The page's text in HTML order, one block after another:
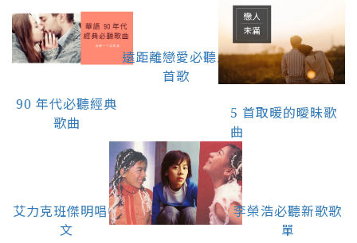
90 年代必聽經典
歌曲
遠距離戀愛必聽五
首歌
5 首取暖的曖昧歌
曲
艾力克班傑明唱中
文
李榮浩必聽新歌歌
單